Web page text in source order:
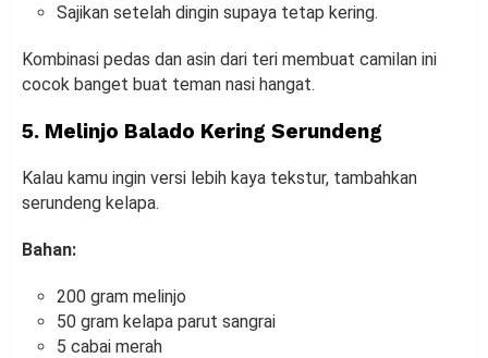
Sajikan setelah dingin supaya tetap kering.
Kombinasi pedas dan asin dari teri membuat camilan ini
cocok banget buat teman nasi hangat.
5. Melinjo Balado Kering Serundeng
Kalau kamu ingin versi lebih kaya tekstur, tambahkan
serundeng kelapa.
Bahan:
200 gram melinjo
50 gram kelapa parut sangrai
5 cabai merah